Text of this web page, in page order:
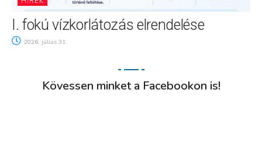
I. fokú vízkorlátozás elrendelése
2026. július 31.
Kövessen minket a Facebookon is!